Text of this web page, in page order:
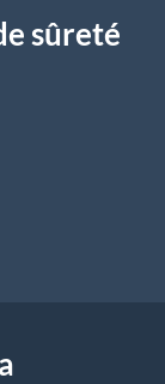
sûreté